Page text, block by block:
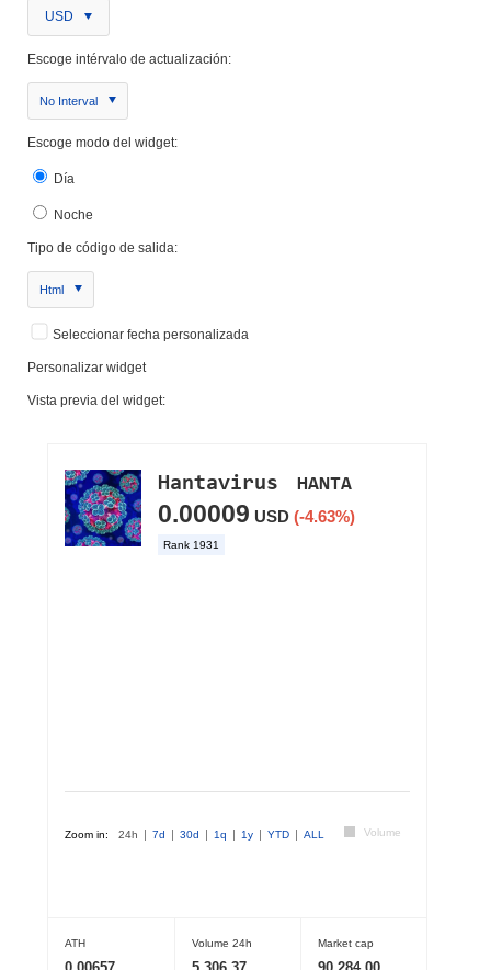
USD
Escoge intérvalo de actualización:
No Interval
Escoge modo del widget:
Día
Noche
Tipo de código de salida:
Html
Seleccionar fecha personalizada
Personalizar widget
Vista previa del widget: